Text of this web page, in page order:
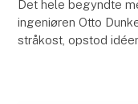
Det hele begyndte
ingeniøren Otto
stråkost, opstod